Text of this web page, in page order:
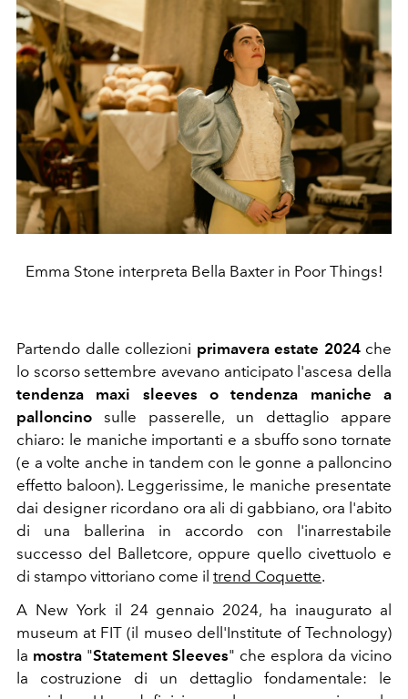
Emma Stone interpreta Bella Baxter in Poor Things!
Partendo dalle collezioni primavera estate 2024che
lo scorso settembre avevano anticipato l'ascesa della
tendenza maxi sleeves o tendenza maniche a
palloncino
sulle passerelle, un dettaglio appare
chiaro: le maniche importanti e a sbuffo sono tornate
(e a volte anche in tandem con le gonne a palloncino
effetto baloon). Leggerissime, le maniche presentate
dai designer ricordano ora ali di gabbiano, ora l'abito
di una ballerina in accordo con l'inarrestabile
successo del Balletcore, oppure quello civettuolo e
di stampo vittoriano come il trend Coquette.
A New York il 24 gennaio 2024, ha inaugurato al
museum at FIT (il museo dell'Institute of Technology)
la mostra "Statement Sleeves" che esplora da vicino
la costruzione di un dettaglio fondamentale: le